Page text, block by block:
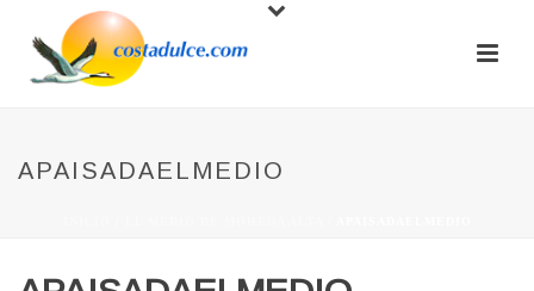
APAISADAELMEDIO